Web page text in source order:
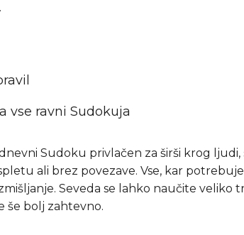
vse ravni Sudokuja
Sudoku privlačen za širši krog
ali brez povezave. Vse, kar
Seveda se lahko naučite veliko
še bolj zahtevno.